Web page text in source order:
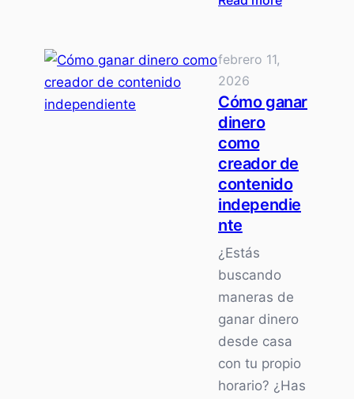
la
ropa
febrero 11,
2026
Cómo ganar
dinero
como
creador de
contenido
independie
nte
¿Estás
buscando
maneras de
ganar dinero
desde casa
con tu propio
horario? ¿Has